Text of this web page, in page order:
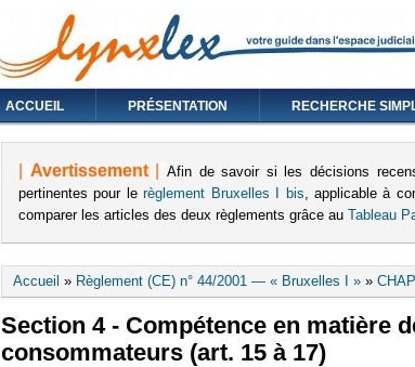
ACCUEIL PRÉSENTATION RECHERCHE
Avertissement Afin de savoir si les décisions
pertinentes pour lerèglement Bruxelles I bis, applicable à
comparer les articles des deux règlements grâce au Tableau
Vous êtes ici
Accueil » Règlement (CE) n° 44/2001 — « Bruxelles I » »
Section 4 - Compétence en matière
consommateurs (art. 15 à 17)